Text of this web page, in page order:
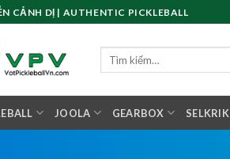
CẢNH DỊ | AUTHENTIC PICKLEBALL
JOOLA GEARBOX SELKRIK